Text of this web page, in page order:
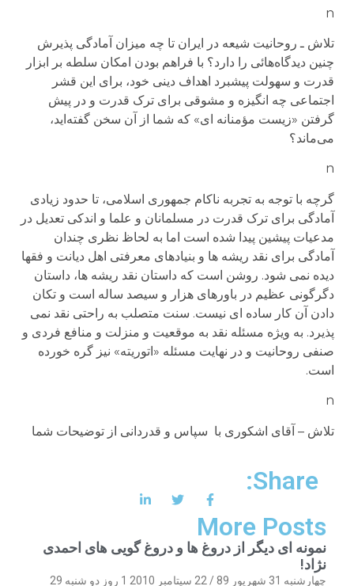
n
تلاش ـ روحانيت شيعه در ايران تا چه ميزان آمادگی پذيرش
چنين ديدگاه‌هائی را دارد؟ با فراهم بودن امکان سلطه بر ابزار
قدرت و سهولت پيشبرد اهداف دينی خود، برای اين قشر
اجتماعی چه انگيزه و مشوقی برای ترک قدرت و در پيش
گرفتن «زيست مؤمنانه ای» که شما از آن سخن گفته‌ايد،
می‌ماند؟
n
گرچه با توجه به تجربه ناکام جمهوری اسلامی، تا حدود زیادی
آمادگی برای ترک قدرت در مسلمانان و علما و اندکی تعدیل در
مدعیات پیشین پیدا شده است اما به لحاظ نظری چندان
آمادگی برای نقد ریشه ها و بنیادهای معرفتی اهل دیانت و فقها
دیده نمی شود. روشن است که داستان نقد ریشه ها، داستان
دگرگونی عظیم در باورهای هزار و سیصد ساله است و تکان
دادن آن کار ساده ای نیست. سنت متصلب به راحتی نقد نمی
پذیرد. به ویژه مسئله نقد به موقعیت و منزلت و منافع فردی و
صنفی روحانیت و در نهایت مسئله «اتوریته» نیز گره خورده
است.
n
تلاش – آقای اشکوری با سپاس و قدردانی از توضیحات شما
Share:
More Posts
نمونه ای دیگر از دروغ ها و دروغ گویی های احمدی
نژاد!
چهارشنبه 31 شهریور 89 / 22 سپتامبر 2010 1 روز دو شنبه 29